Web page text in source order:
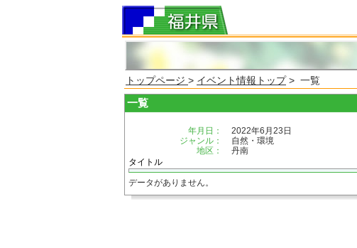
トップページ > イベント情報トップ> 一覧
一覧
年月日：
2022年6月23日
ジャンル：
自然・環境
地区：
丹南
タイトル
データがありません。